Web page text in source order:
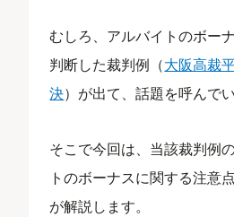
むしろ、アルバイトのボー
判断した裁判例（大阪高裁
決）が出て、話題を呼んでい
そこで今回は、当該裁判例
トのボーナスに関する注意
が解説します。